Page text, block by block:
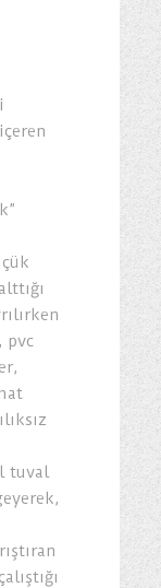
pvc
tuval